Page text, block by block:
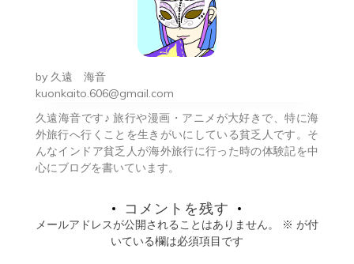
シ
ョ
ン
by 久遠 海音
kuonkaito.606@gmail.com
久遠海音です♪ 旅行や漫画・アニメが大好きで、特に海
外旅行へ行くことを生きがいにしている貧乏人です。そ
んなインドア貧乏人が海外旅行に行った時の体験記を中
心にブログを書いています。
コメントを残す
メールアドレスが公開されることはありません。 ※ が付
いている欄は必須項目です